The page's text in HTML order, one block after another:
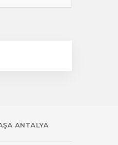
ANTALYA